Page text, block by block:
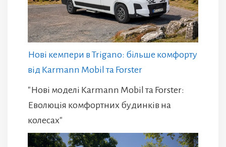
Нові кемпери в Trigano: більше комфорту
від Karmann Mobil та Forster
"Нові моделі Karmann Mobil та Forster:
Еволюція комфортних будинків на
колесах"